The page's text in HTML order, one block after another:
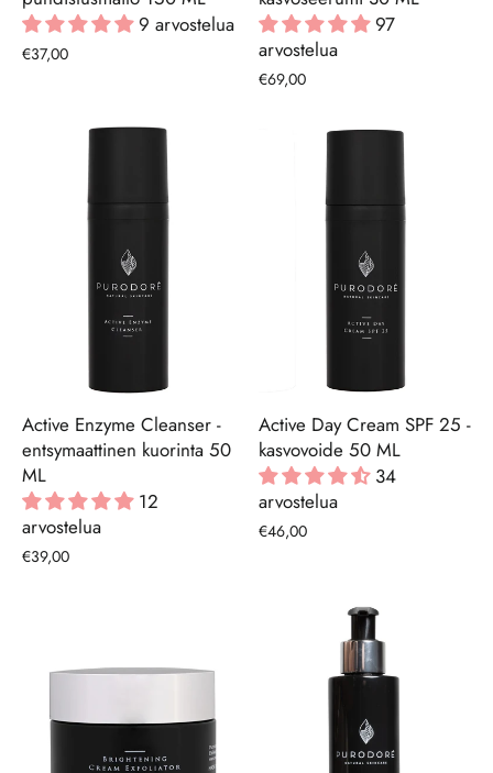
9 arvostelua
€37,00
97
arvostelua
€69,00
Active Enzyme Cleanser -
entsymaattinen kuorinta 50
ML
12
arvostelua
€39,00
Active Day Cream SPF 25 -
kasvovoide 50 ML
34
arvostelua
€46,00